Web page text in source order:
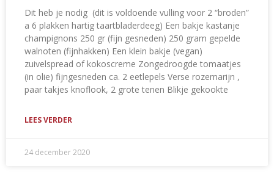
Dit heb je nodig (dit is voldoende vulling voor 2 “broden”
a 6 plakken hartig taartbladerdeeg) Een bakje kastanje
champignons 250 gr (fijn gesneden) 250 gram gepelde
walnoten (fijnhakken) Een klein bakje (vegan)
zuivelspread of kokoscreme Zongedroogde tomaatjes
(in olie) fijngesneden ca. 2 eetlepels Verse rozemarijn ,
paar takjes knoflook, 2 grote tenen Blikje gekookte
LEES VERDER
24 december 2020